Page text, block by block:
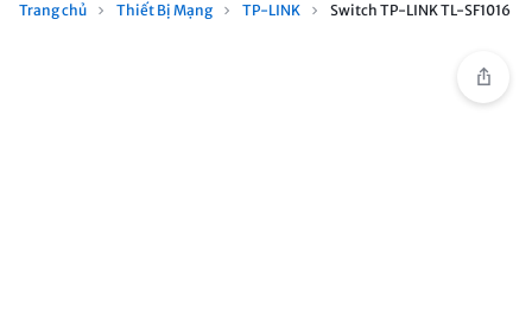
Trang chủ Thiết Bị Mạng TP-LINK Switch TP-LINK TL-SF1016